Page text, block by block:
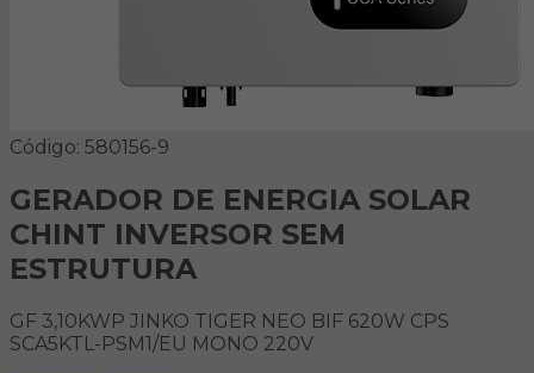
Código: 580156-9
GERADOR DE ENERGIA SOLAR
CHINT INVERSOR SEM
ESTRUTURA
GF 3,10KWP JINKO TIGER NEO BIF 620W CPS
SCA5KTL-PSM1/EU MONO 220V